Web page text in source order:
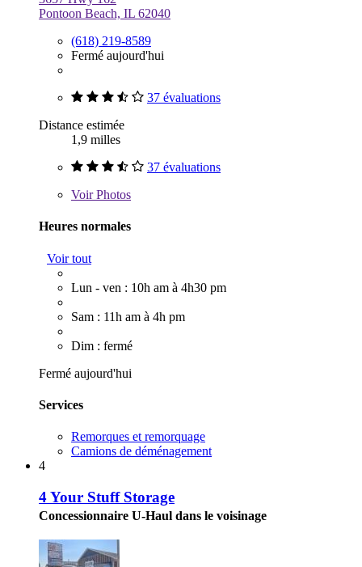
Pontoon Beach, IL 62040
(618) 219-8589
Fermé aujourd'hui
37 évaluations
Distance estimée
1,9 milles
37 évaluations
VoirPhotos
Heures normales
Voir tout
Lun - ven : 10h am à 4h30 pm
Sam : 11h am à 4h pm
Dim : fermé
Fermé aujourd'hui
Services
Remorques et remorquage
Camions de déménagement
4
4 Your Stuff Storage
Concessionnaire U-Haul dans le voisinage